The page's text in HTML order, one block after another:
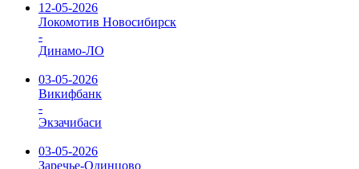
12-05-2026
Локомотив Новосибирск
-
Динамо-ЛО
03-05-2026
Викифбанк
-
Экзачибаси
03-05-2026
Заречье-Одинцово